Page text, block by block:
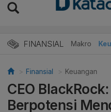
FINANSIAL Makro
Finansial Keuangan
CEO
Berpotensi